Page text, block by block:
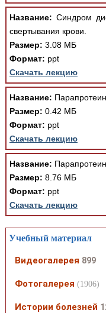
Название: Синдром
свертывания крови.
Размер: 3.08 МБ
Формат: ppt
Скачать лекцию
Название:
Размер: 0.42 МБ
Формат: ppt
Скачать лекцию
Название:
Размер: 8.76 МБ
Формат: ppt
Скачать лекцию
Учебный материал
Видеогалерея 899
Фотогалерея (1906)
Истории болезней